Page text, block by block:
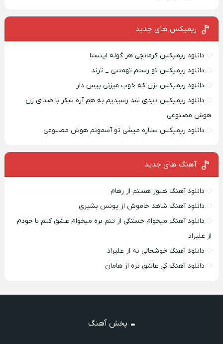
ریمیکس‌ های جدید
دانلود ریمیکس کرمانجی هر گوله اینستا
دانلود ریمیکس تو رستم تهمتنی _ ترند
دانلود ریمیکس بزن که خوب میزنی بیس دار
دانلود ریمیکس دیدی شد رسیدیم به هم آره شکر با صدای زن
هوش مصنوعی
دانلود ریمیکس ستاره میشی تو آسمونم هوش مصنوعی
آهنگ های جدید
دانلود آهنگ هنوز هستم از رهام
دانلود آهنگ شاهد خاموش از یونس بشیری
دانلود آهنگ میخوام خستگی از تنم بره میخوام عشق کنم با خودم
از علیراد
دانلود آهنگ خوشحالی نه از علیراد
دانلود آهنگ کی عاشق تره از هامان
پخش آهنگ